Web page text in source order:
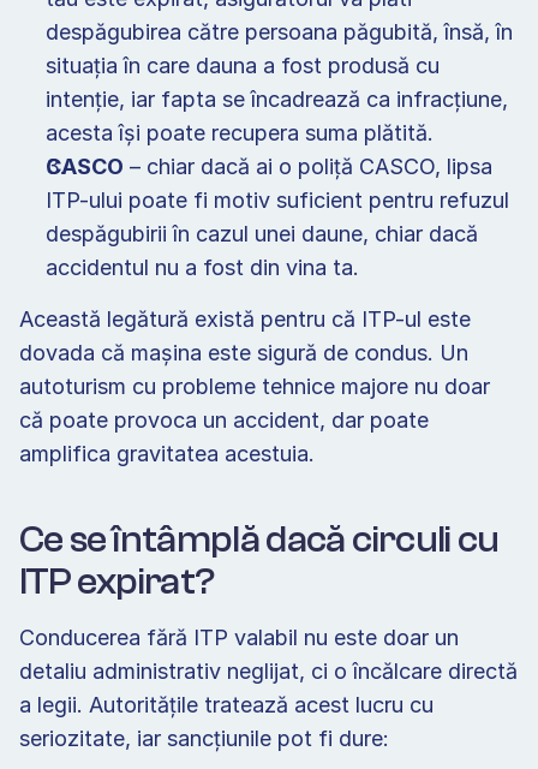
despăgubirea către persoana păgubită, însă, în
situația în care dauna a fost produsă cu
intenție, iar fapta se încadrează ca infracțiune,
acesta își poate recupera suma plătită.
CASCO – chiar dacă ai o poliță CASCO, lipsa
ITP-ului poate fi motiv suficient pentru refuzul
despăgubirii în cazul unei daune, chiar dacă
accidentul nu a fost din vina ta.
Această legătură există pentru că ITP-ul este
dovada că mașina este sigură de condus. Un
autoturism cu probleme tehnice majore nu doar
că poate provoca un accident, dar poate
amplifica gravitatea acestuia.
Ce se întâmplă dacă circuli cu
ITP expirat?
Conducerea fără ITP valabil nu este doar un
detaliu administrativ neglijat, ci o încălcare directă
a legii. Autoritățile tratează acest lucru cu
seriozitate, iar sancțiunile pot fi dure: